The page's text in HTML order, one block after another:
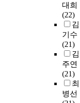
대희
(22)
김
기수
(21)
김
주연
(21)
최
병선